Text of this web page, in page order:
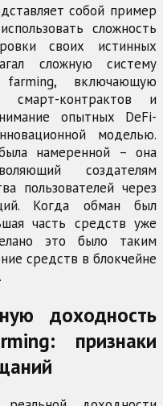
собой пример
сложность
своих истинных
сложную систему
farming, включающую
смарт-контрактов и
опытных DeFi-
моделью.
намеренной – она
создателям
пользователей через
Когда обман был
часть средств уже
это было таким
средств в блокчейне
доходность
признаки